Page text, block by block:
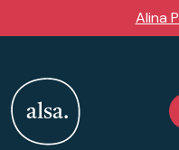
Přejít k hlavnímu obsahuAlina